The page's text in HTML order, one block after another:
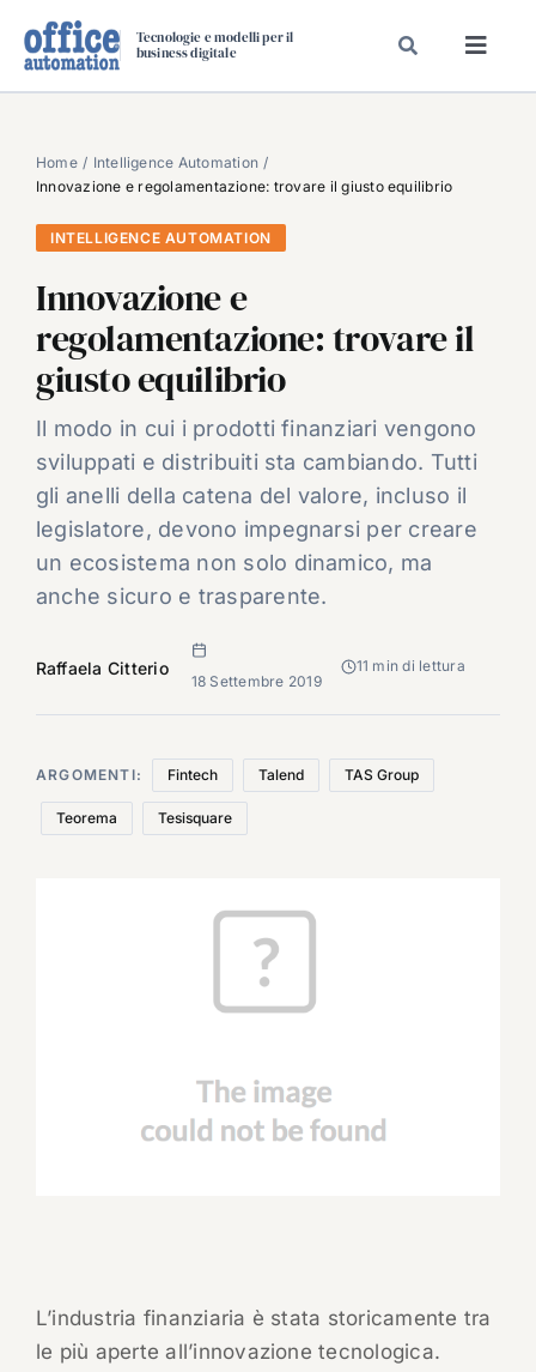
Tecnologie e modelli per il
business digitale
SPECIAL PAPER
TAVOLE ROTONDE DI REDAZIONE
DAL MERCATO
CARRIERE
VIDEO
EVENTI
CHI SIAMO
Home
Intelligence Automation
Innovazione e regolamentazione: trovare il giusto equilibrio
INTELLIGENCE AUTOMATION
Innovazione e
regolamentazione: trovare il
giusto equilibrio
Il modo in cui i prodotti finanziari vengono
sviluppati e distribuiti sta cambiando. Tutti
gli anelli della catena del valore, incluso il
legislatore, devono impegnarsi per creare
un ecosistema non solo dinamico, ma
anche sicuro e trasparente.
Raffaela Citterio
18 Settembre 2019
11 min di lettura
ARGOMENTI: Fintech Talend TAS Group
Teorema Tesisquare
L’industria finanziaria è stata storicamente tra
le più aperte all’innovazione tecnologica.